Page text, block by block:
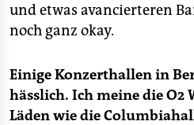
und etwas avancierteren
noch ganz okay.
Einige Konzerthallen in
hässlich. Ich meine die O2
Läden wie die